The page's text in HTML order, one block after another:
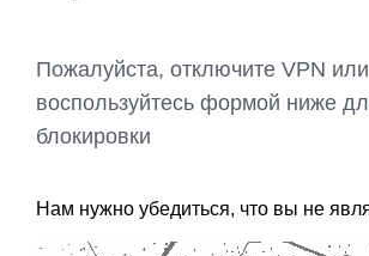
Пожалуйста, отключите VPN или
воспользуйтесь формой ниже
блокировки
Нам нужно убедиться, что вы не